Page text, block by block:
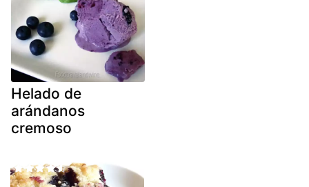
Helado de
arándanos
cremoso